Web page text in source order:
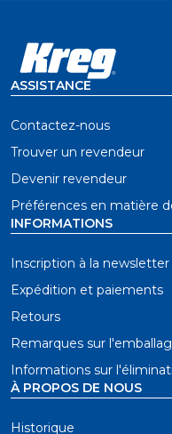
ASSISTANCE
Contactez-nous
Trouver un revendeur
Devenir revendeur
Préférences en matière
INFORMATIONS
Inscription à la newsletter
Expédition et paiements
Retours
Remarques sur
Informations sur
À PROPOS DE NOUS
Historique